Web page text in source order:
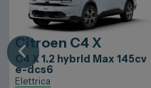
Citroen C4 X
C4 X 1.2 hybrid Max 145cv
e-dcs6
Elettrica